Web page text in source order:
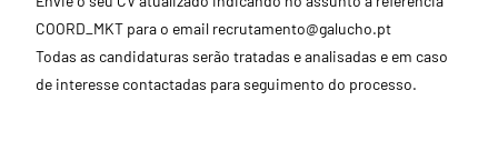
COORD_MKT para o email recrutamento@galucho.pt
Todas as candidaturas serão tratadas e analisadas e em caso
de interesse contactadas para seguimento do processo.